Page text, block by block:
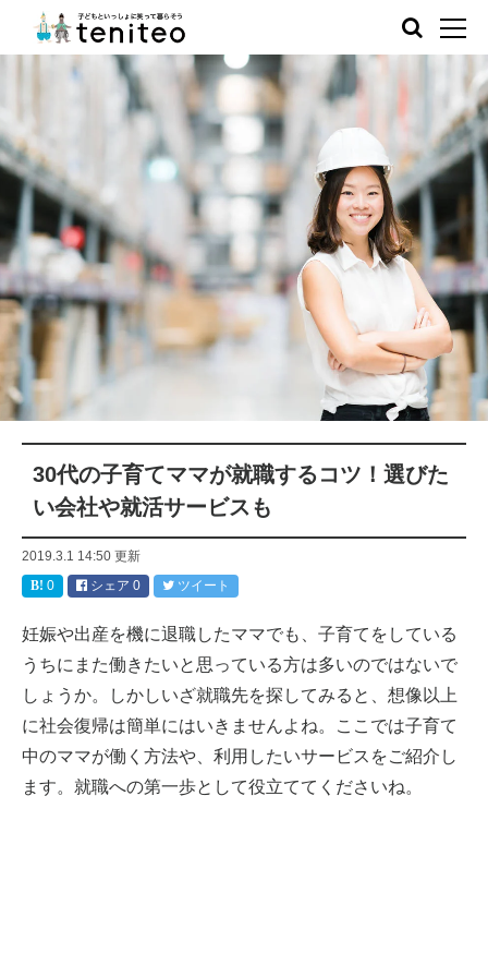
30代の子育てママが就職するコツ！選びた
い会社や就活サービスも
2019.3.1 14:50 更新
0
シェア 0 ツイート
妊娠や出産を機に退職したママでも、子育てをしている
うちにまた働きたいと思っている方は多いのではないで
しょうか。しかしいざ就職先を探してみると、想像以上
に社会復帰は簡単にはいきませんよね。ここでは子育て
中のママが働く方法や、利用したいサービスをご紹介し
ます。就職への第一歩として役立ててくださいね。